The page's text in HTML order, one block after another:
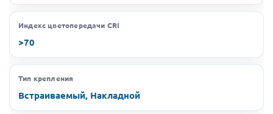
Индекс цветопередачи CRI
>70
Тип крепления
Встраиваемый, Накладной